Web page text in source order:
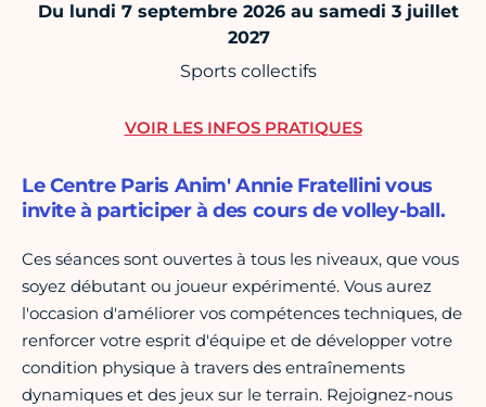
Du lundi 7 septembre 2026 au samedi 3 juillet
2027
Sports collectifs
Le Centre Paris Anim' Annie Fratellini vous
invite à participer à des cours de volley-ball.
Ces séances sont ouvertes à tous les niveaux, que vous
soyez débutant ou joueur expérimenté. Vous aurez
l'occasion d'améliorer vos compétences techniques, de
renforcer votre esprit d'équipe et de développer votre
condition physique à travers des entraînements
dynamiques et des jeux sur le terrain. Rejoignez-nous
VOIR LES INFOS PRATIQUES